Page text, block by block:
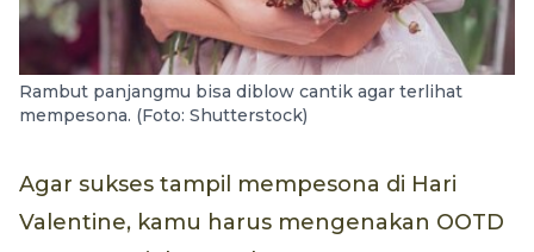
Rambut panjangmu bisa diblow cantik agar terlihat
mempesona. (Foto: Shutterstock)
Agar sukses tampil mempesona di Hari
Valentine, kamu harus mengenakan OOTD